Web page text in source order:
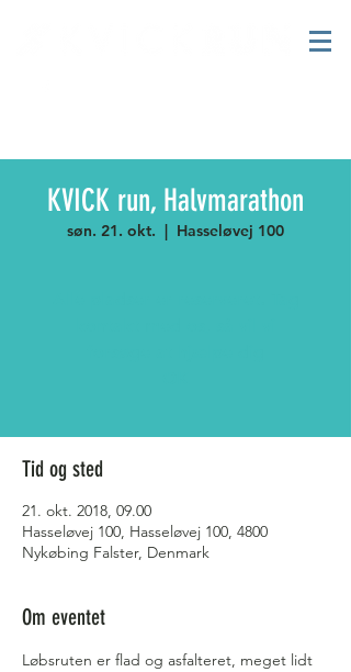
KVICK run, Halvmarathon
søn. 21. okt.
  |
Hasseløvej 100
Tid og sted
21. okt. 2018, 09.00
Hasseløvej 100, Hasseløvej 100, 4800
Nykøbing Falster, Denmark
Om eventet
Løbsruten er flad og asfalteret, meget lidt